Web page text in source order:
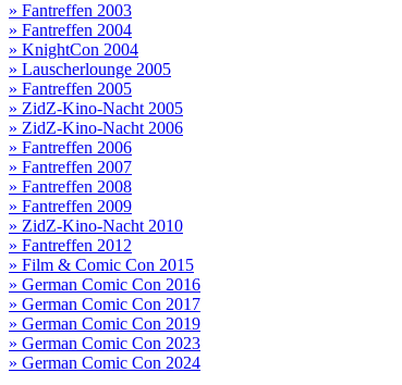
» Fantreffen 2003
» Fantreffen 2004
» KnightCon 2004
» Lauscherlounge 2005
» Fantreffen 2005
» ZidZ-Kino-Nacht 2005
» ZidZ-Kino-Nacht 2006
» Fantreffen 2006
» Fantreffen 2007
» Fantreffen 2008
» Fantreffen 2009
» ZidZ-Kino-Nacht 2010
» Fantreffen 2012
» Film & Comic Con 2015
» German Comic Con 2016
» German Comic Con 2017
» German Comic Con 2019
» German Comic Con 2023
» German Comic Con 2024